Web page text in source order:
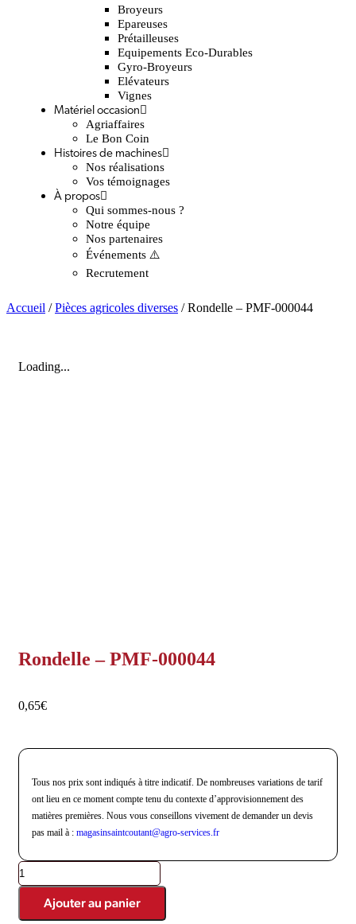
Broyeurs
Epareuses
Prétailleuses
Equipements Eco-Durables
Gyro-Broyeurs
Elévateurs
Vignes
Matériel occasion
Agriaffaires
Le Bon Coin
Histoires de machines
Nos réalisations
Vos témoignages
À propos
Qui sommes-nous ?
Notre équipe
Nos partenaires
Événements ⚠️
Recrutement
Accueil /Pièces agricoles diverses / Rondelle – PMF-000044
Loading...
Rondelle – PMF-000044
0,65€
Tous nos prix sont indiqués à titre indicatif. De nombreuses variations de tarif
ont lieu en ce moment compte tenu du contexte d’approvisionnement des
matières premières. Nous vous conseillons vivement de demander un devis
pas mail à :magasinsaintcoutant@agro-services.fr
Ajouter au panier